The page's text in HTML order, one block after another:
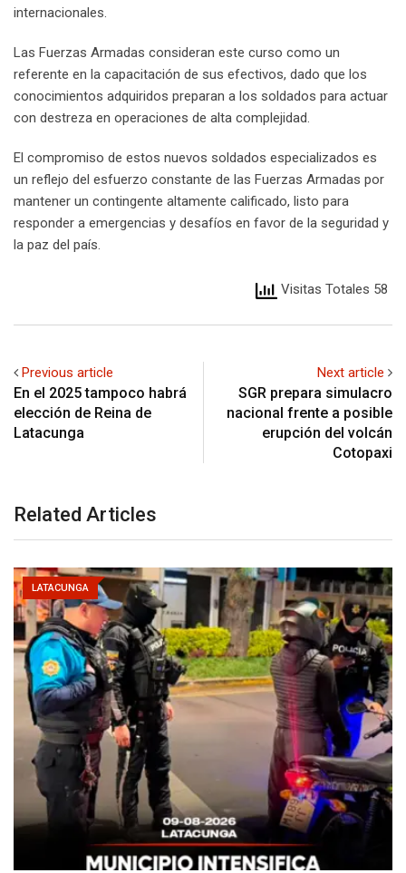
internacionales.
Las Fuerzas Armadas consideran este curso como un
referente en la capacitación de sus efectivos, dado que los
conocimientos adquiridos preparan a los soldados para actuar
con destreza en operaciones de alta complejidad.
El compromiso de estos nuevos soldados especializados es
un reflejo del esfuerzo constante de las Fuerzas Armadas por
mantener un contingente altamente calificado, listo para
responder a emergencias y desafíos en favor de la seguridad y
la paz del país.
Visitas Totales 58
Previous article
En el 2025 tampoco habrá
elección de Reina de
Latacunga
Next article
SGR prepara simulacro
nacional frente a posible
erupción del volcán
Cotopaxi
Related Articles
LATACUNGA